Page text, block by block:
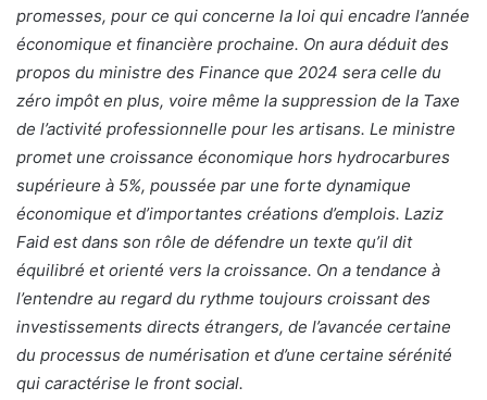
promesses, pour ce qui concerne la loi qui encadre l’année
économique et financière prochaine. On aura déduit des
propos du ministre des Finance que 2024 sera celle du
zéro impôt en plus, voire même la suppression de la Taxe
de l’activité professionnelle pour les artisans. Le ministre
promet une croissance économique hors hydrocarbures
supérieure à 5%, poussée par une forte dynamique
économique et d’importantes créations d’emplois. Laziz
Faid est dans son rôle de défendre un texte qu’il dit
équilibré et orienté vers la croissance. On a tendance à
l’entendre au regard du rythme toujours croissant des
investissements directs étrangers, de l’avancée certaine
du processus de numérisation et d’une certaine sérénité
qui caractérise le front social.